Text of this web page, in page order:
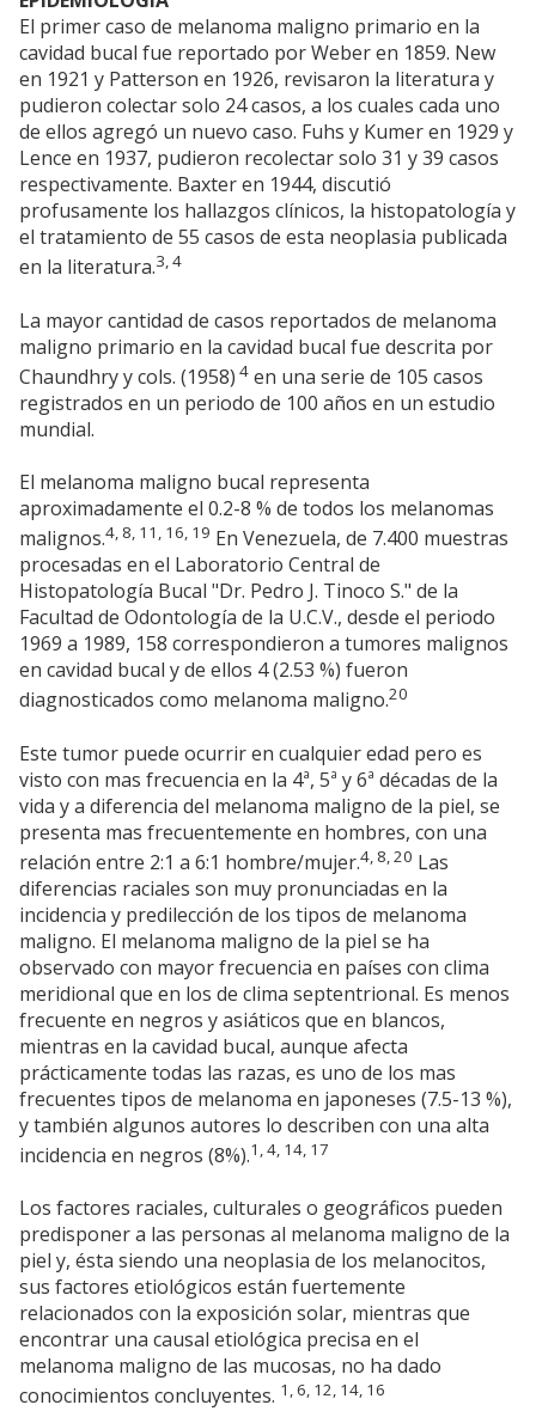
El primer caso de melanoma maligno primario en la
cavidad bucal fue reportado por Weber en 1859. New
en 1921 y Patterson en 1926, revisaron la literatura y
pudieron colectar solo 24 casos, a los cuales cada uno
de ellos agregó un nuevo caso. Fuhs y Kumer en 1929 y
Lence en 1937, pudieron recolectar solo 31 y 39 casos
respectivamente. Baxter en 1944, discutió
profusamente los hallazgos clínicos, la histopatología y
el tratamiento de 55 casos de esta neoplasia publicada
en la literatura.3, 4
La mayor cantidad de casos reportados de melanoma
maligno primario en la cavidad bucal fue descrita por
Chaundhry y cols. (1958) 4 en una serie de 105 casos
registrados en un periodo de 100 años en un estudio
mundial.
El melanoma maligno bucal representa
aproximadamente el 0.2-8 % de todos los melanomas
malignos.4, 8, 11, 16, 19 En Venezuela, de 7.400 muestras
procesadas en el Laboratorio Central de
Histopatología Bucal "Dr. Pedro J. Tinoco S." de la
Facultad de Odontología de la U.C.V., desde el periodo
1969 a 1989, 158 correspondieron a tumores malignos
en cavidad bucal y de ellos 4 (2.53 %) fueron
diagnosticados como melanoma maligno.20
Este tumor puede ocurrir en cualquier edad pero es
visto con mas frecuencia en la 4ª, 5ª y 6ª décadas de la
vida y a diferencia del melanoma maligno de la piel, se
presenta mas frecuentemente en hombres, con una
relación entre 2:1 a 6:1 hombre/mujer.4, 8, 20 Las
diferencias raciales son muy pronunciadas en la
incidencia y predilección de los tipos de melanoma
maligno. El melanoma maligno de la piel se ha
observado con mayor frecuencia en países con clima
meridional que en los de clima septentrional. Es menos
frecuente en negros y asiáticos que en blancos,
mientras en la cavidad bucal, aunque afecta
prácticamente todas las razas, es uno de los mas
frecuentes tipos de melanoma en japoneses (7.5-13 %),
y también algunos autores lo describen con una alta
incidencia en negros (8%).1, 4, 14, 17
Los factores raciales, culturales o geográficos pueden
predisponer a las personas al melanoma maligno de la
piel y, ésta siendo una neoplasia de los melanocitos,
sus factores etiológicos están fuertemente
relacionados con la exposición solar, mientras que
encontrar una causal etiológica precisa en el
melanoma maligno de las mucosas, no ha dado
conocimientos concluyentes. 1, 6, 12, 14, 16